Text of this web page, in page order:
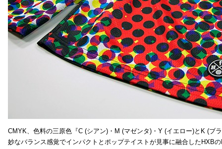
CMYK、色料の三原色『C (シアン)・M (マゼンタ)・Y (イエロー)とK (ブ
妙なバランス感覚でインパクトとポップテイストが見事に融合したHXB